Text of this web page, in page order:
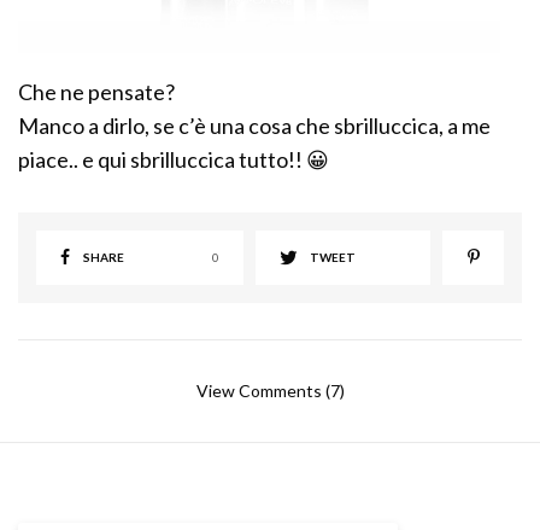
Che ne pensate?
Manco a dirlo, se c’è una cosa che sbrilluccica, a me
piace.. e qui sbrilluccica tutto!! 😀
SHARE 0 TWEET
View Comments (7)